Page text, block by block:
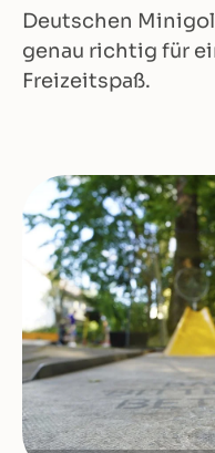
Deutschen
genau richtig für
Freizeitspaß.